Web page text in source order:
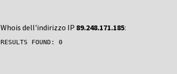
Whois dell'indirizzo IP 89.248.171.185: